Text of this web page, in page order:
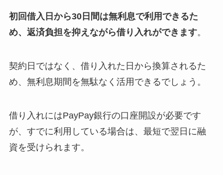
初回借入日から30日間は無利息で利用できるた
め、返済負担を抑えながら借り入れができます。
契約日ではなく、借り入れた日から換算されるた
め、無利息期間を無駄なく活用できるでしょう。
借り入れにはPayPay銀行の口座開設が必要です
が、すでに利用している場合は、最短で翌日に融
資を受けられます。